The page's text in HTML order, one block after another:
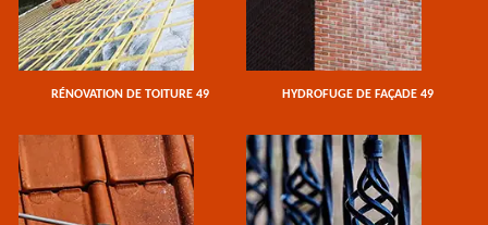
RÉNOVATION DE TOITURE 49 HYDROFUGE DE FAÇADE 49